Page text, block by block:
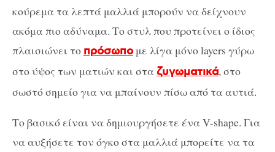
κούρεμα τα λεπτά μαλλιά μπορούν να δείχνουν
ακόμα πιο αδύναμα. Το στυλ που προτείνει ο ίδιος
πλαισιώνει το πρόσωπομε λίγα μόνο layers γύρω
στο ύψος των ματιών και σταζυγωματικά, στο
σωστό σημείο για να μπαίνουν πίσω από τα αυτιά.
Το βασικό είναι να δημιουργήσετε ένα V-shape. Για
να αυξήσετε τον όγκο στα μαλλιά μπορείτε να τα